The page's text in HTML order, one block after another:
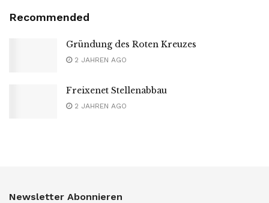
Recommended
Gründung des Roten Kreuzes
2 JAHREN AGO
Freixenet Stellenabbau
2 JAHREN AGO
Newsletter Abonnieren